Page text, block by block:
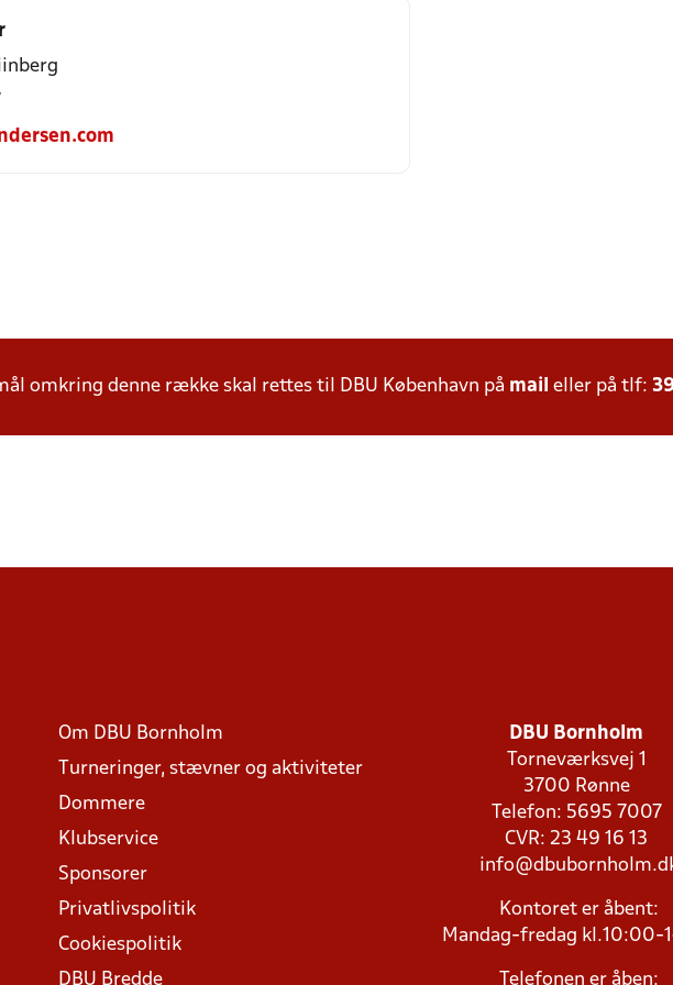
omkring denne række skal rettes til DBU København på mail eller på tlf:
Om DBU Bornholm
Turneringer, stævner og aktiviteter
Dommere
Klubservice
Sponsorer
Privatlivspolitik
Cookiespolitik
DBU Bredde
DBU Bornholm
Torneværksvej 1
3700 Rønne
Telefon: 5695 7007
CVR: 23 49 16 13
Kontoret er åbent:
Mandag-fredag kl.10:00-
Telefonen er åben: